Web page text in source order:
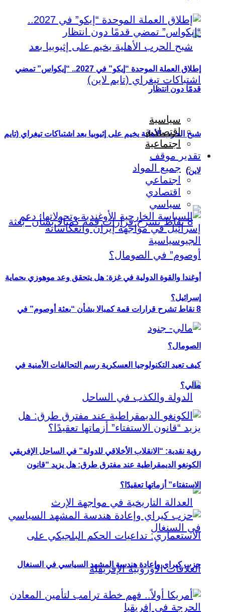
شبح الحرب الأهلية يخيم على إثيوبيا بعد اشتباكات تيغراي (تايم
لاين)
8 نقاط تشرح قرارات قمة كمبالا بشأن “بعثة أوصوم” في
الصومال؟
رؤية نقدية: “الانقلاب الأخلاقي للدولة” في الساحل الإفريقي
إطلاق العملة الموحدة “إيكو” في 2027.. “إيكواس” تمضي
قدمًا دون انتظار
سياسية
اقتصادية
اجتماعية
تقدير موقف
جميع المواد
اجتماعي
اقتصادي
سياسي
أوغندا والقوة الدولية في غزة: هل يتحقق وعد موهوزي بحماية
إسرائيل؟
كيف تعيد التكنولوجيا العسكرية رسم التحالفات الأمنية في
مالي؟
الكونغو الديمقراطية عند مفترق طرق: هل يزيد “قانون
الاستفتاء” أزماتها تعقيدًا؟
حزب كيراي وإعادة هندسة المشهد السياسي في السنغال